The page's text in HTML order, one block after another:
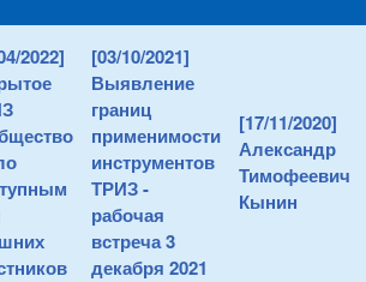
2022]
[03/10/2021]
Выявление
границ
применимости
инструментов
ТРИЗ -
рабочая
встреча 3
декабря 2021
[17/11/2020]
Александр
Тимофеевич
Кынин